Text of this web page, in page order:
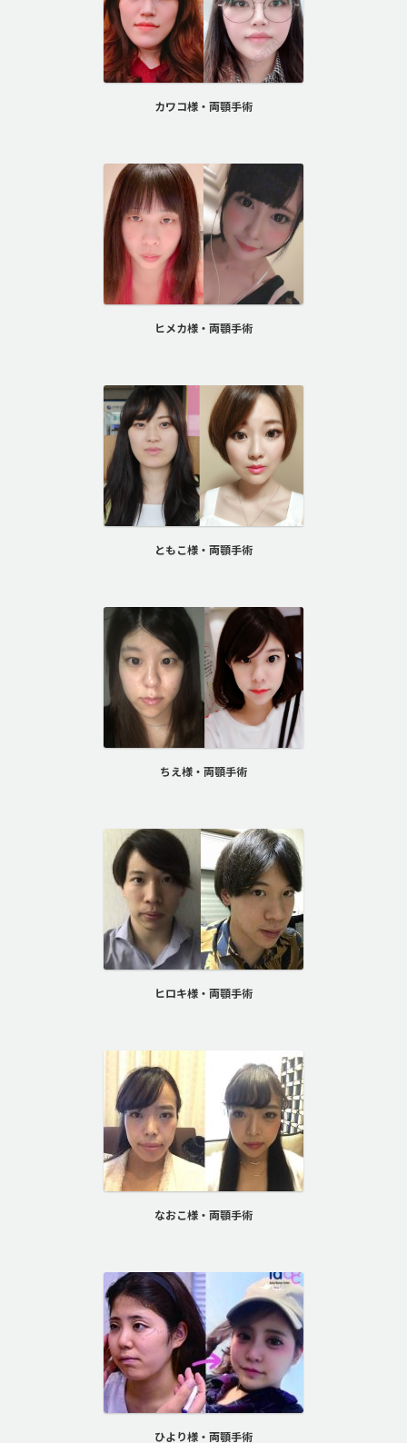
ご相談のお問い合わせ
カワコ様・両顎手術
ヒメカ様・両顎手術
ともこ様・両顎手術
ちえ様・両顎手術
ヒロキ様・両顎手術
なおこ様・両顎手術
ひより様・両顎手術